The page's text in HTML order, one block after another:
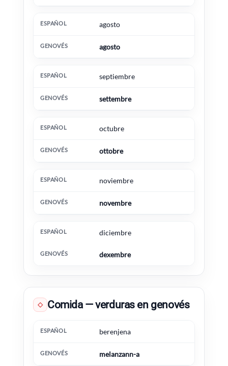
agosto
agosto
septiembre
settembre
octubre
ottobre
noviembre
novembre
diciembre
dexembre
◇ Comida — verduras en genovés
Español Genovés Información extra
berenjena
melanzann-a